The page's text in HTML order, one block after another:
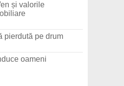
și valorile
pierdută pe drum
oameni